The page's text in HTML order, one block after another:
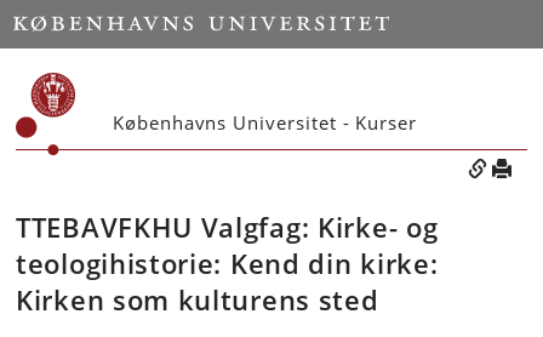
Københavns Universitet - Kurser
TTEBAVFKHU Valgfag: Kirke- og
teologihistorie: Kend din kirke:
Kirken som kulturens sted